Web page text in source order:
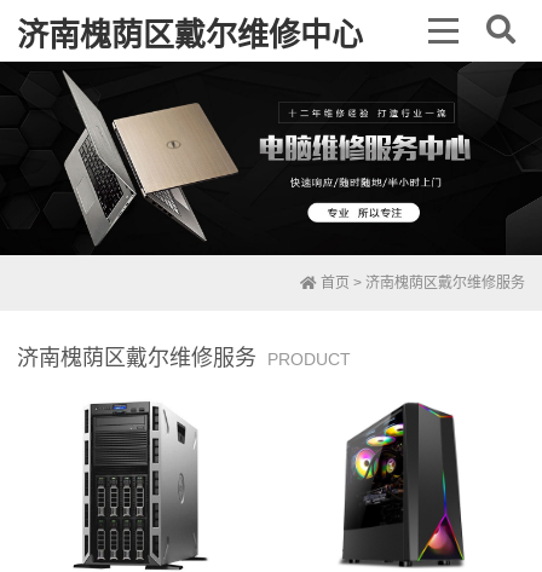
济南槐荫区戴尔维修中心
首页 > 济南槐荫区戴尔维修服务
济南槐荫区戴尔维修服务 PRODUCT